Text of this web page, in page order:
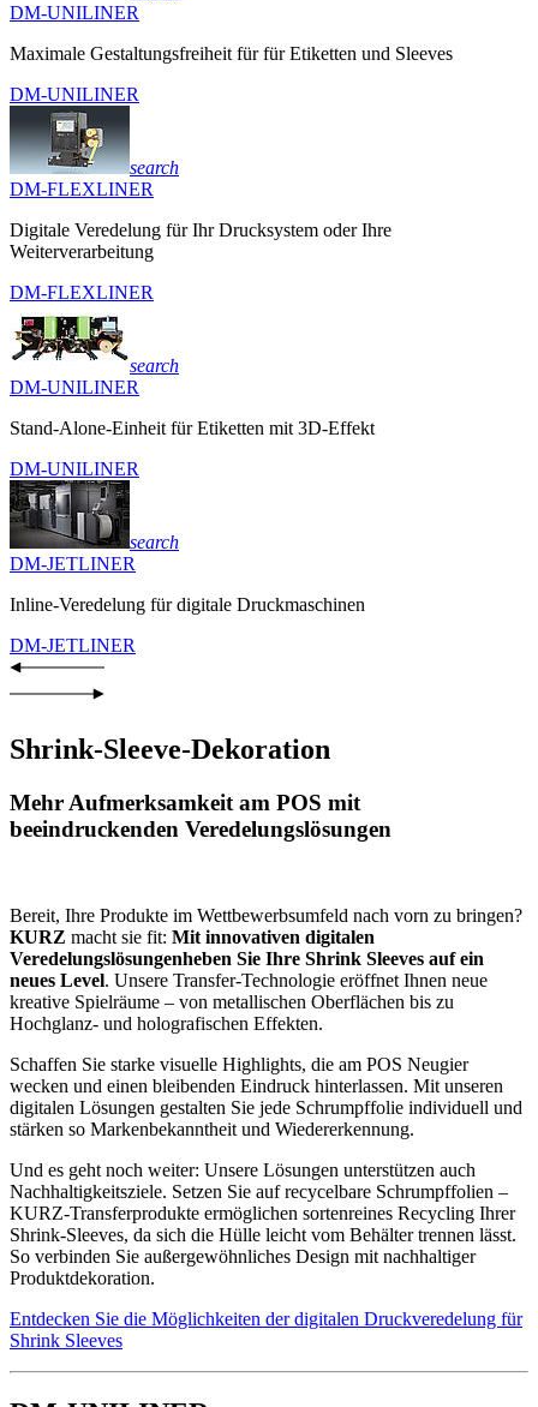
DM-UNILINER
Maximale Gestaltungsfreiheit für für Etiketten und Sleeves
DM-UNILINER
search
DM-FLEXLINER
Digitale Veredelung für Ihr Drucksystem oder Ihre
Weiterverarbeitung
DM-FLEXLINER
search
DM-UNILINER
Stand-Alone-Einheit für Etiketten mit 3D-Effekt
DM-UNILINER
search
DM-JETLINER
Inline-Veredelung für digitale Druckmaschinen
DM-JETLINER
Shrink-Sleeve-Dekoration
Mehr Aufmerksamkeit am POS mit
beeindruckenden Veredelungslösungen
Bereit, Ihre Produkte im Wettbewerbsumfeld nach vorn zu bringen?
KURZ macht sie fit: Mit innovativen digitalen
Veredelungslösungenheben Sie Ihre Shrink Sleeves auf ein
neues Level. Unsere Transfer-Technologie eröffnet Ihnen neue
kreative Spielräume – von metallischen Oberflächen bis zu
Hochglanz- und holografischen Effekten.
Schaffen Sie starke visuelle Highlights, die am POS Neugier
wecken und einen bleibenden Eindruck hinterlassen. Mit unseren
digitalen Lösungen gestalten Sie jede Schrumpffolie individuell und
stärken so Markenbekanntheit und Wiedererkennung.
Und es geht noch weiter: Unsere Lösungen unterstützen auch
Nachhaltigkeitsziele. Setzen Sie auf recycelbare Schrumpffolien –
KURZ-Transferprodukte ermöglichen sortenreines Recycling Ihrer
Shrink-Sleeves, da sich die Hülle leicht vom Behälter trennen lässt.
So verbinden Sie außergewöhnliches Design mit nachhaltiger
Produktdekoration.
Entdecken Sie die Möglichkeiten der digitalen Druckveredelung für
Shrink Sleeves